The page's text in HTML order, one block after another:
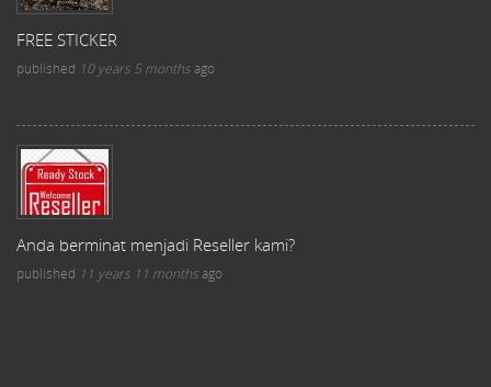
FREE STICKER
published 10 years 5 monthsago
Anda berminat menjadi Reseller kami?
published 11 years 11 monthsago